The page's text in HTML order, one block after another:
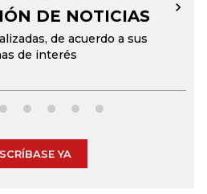
DE NOTICIAS
de acuerdo a sus
de interés
→
YA